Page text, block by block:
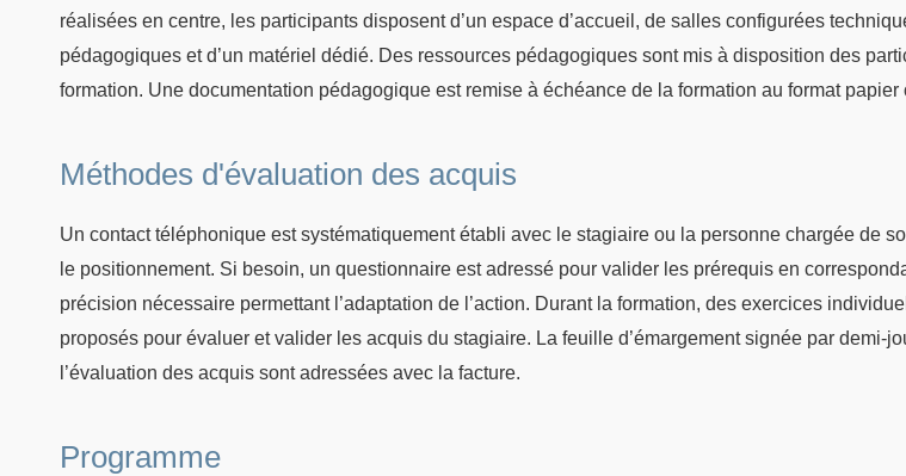
réalisées en centre, les participants disposent d’un espace d’accueil, de salles configurées
pédagogiques et d’un matériel dédié. Des ressources pédagogiques sont mis à disposition des
formation. Une documentation pédagogique est remise à échéance de la formation au format papier
Méthodes d'évaluation des acquis
Un contact téléphonique est systématiquement établi avec le stagiaire ou la personne chargée de
le positionnement. Si besoin, un questionnaire est adressé pour valider les prérequis en
précision nécessaire permettant l’adaptation de l’action. Durant la formation, des exercices
proposés pour évaluer et valider les acquis du stagiaire. La feuille d’émargement signée par demi-
l’évaluation des acquis sont adressées avec la facture.
Programme